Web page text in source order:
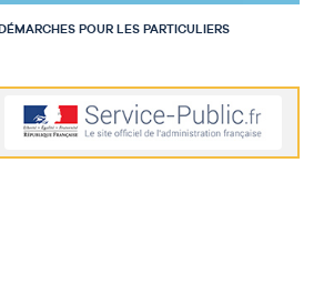
POUR LES PARTICULIERS